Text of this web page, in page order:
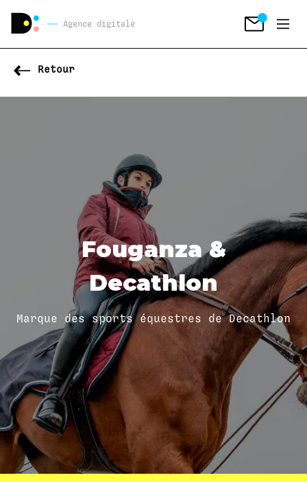
Agence digitale
Retour
Fouganza &
Decathlon
Marque des sports équestres de Decathlon